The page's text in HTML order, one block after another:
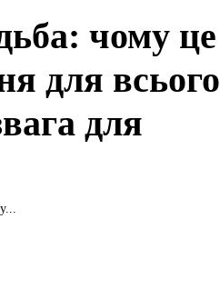
чому це
для всього
для